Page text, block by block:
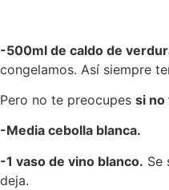
-500ml de caldo de
congelamos. Así siempre
Pero no te preocupes si no
-Media cebolla blanca.
-1 vaso de vino blanco. Se
deja.